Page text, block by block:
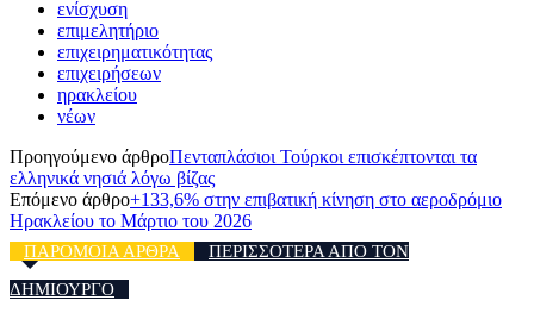
ενίσχυση
επιμελητήριο
επιχειρηματικότητας
επιχειρήσεων
ηρακλείου
νέων
Προηγούμενο άρθροΠενταπλάσιοι Τούρκοι επισκέπτονται τα
ελληνικά νησιά λόγω βίζας
Επόμενο άρθρο+133,6% στην επιβατική κίνηση στο αεροδρόμιο
Ηρακλείου το Μάρτιο του 2026
ΠΑΡΟΜΟΙΑ ΑΡΘΡΑ
ΠΕΡΙΣΣΟΤΕΡΑ ΑΠΟ ΤΟΝ
ΔΗΜΙΟΥΡΓΟ